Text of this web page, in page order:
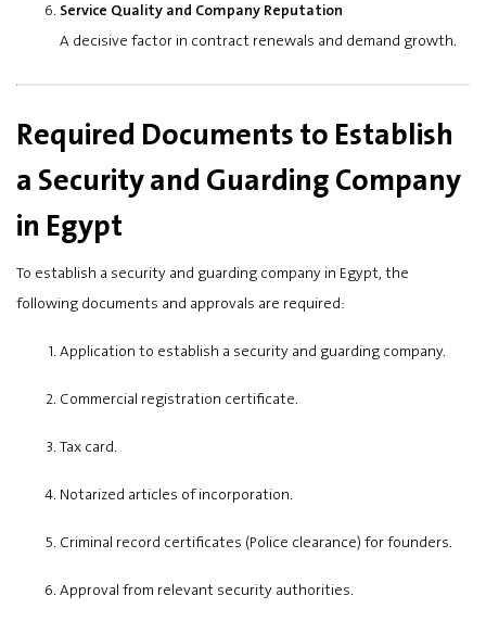
Service Quality and Company Reputation
A decisive factor in contract renewals and demand growth.
Required Documents to Establish
a Security and Guarding Company
in Egypt
To establish a security and guarding company in Egypt, the
following documents and approvals are required:
Application to establish a security and guarding company.
Commercial registration certificate.
Tax card.
Notarized articles of incorporation.
Criminal record certificates (Police clearance) for founders.
Approval from relevant security authorities.